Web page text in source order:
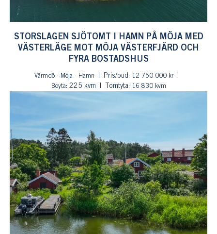
STORSLAGEN SJÖTOMT I HAMN PÅ MÖJA MED
VÄSTERLÄGE MOT MÖJA VÄSTERFJÄRD OCH
FYRA BOSTADSHUS
Värmdö - Möja - Hamn Pris/bud:
12 750 000 kr
Boyta: 225 kvm Tomtyta: 16 830 kvm